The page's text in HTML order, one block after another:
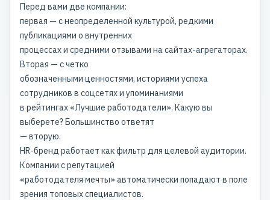
Перед вами две компании:
первая — с неопределенной культурой, редкими
публикациями о внутренних
процессах и средними отзывами на сайтах-агрегаторах.
Вторая — с четко
обозначенными ценностями, историями успеха
сотрудников в соцсетях и упоминаниями
в рейтингах «Лучшие работодатели». Какую вы
выберете? Большинство ответят
— вторую.
HR-бренд работает как фильтр для целевой аудитории.
Компании с репутацией
«работодателя мечты» автоматически попадают в поле
зрения топовых специалистов.